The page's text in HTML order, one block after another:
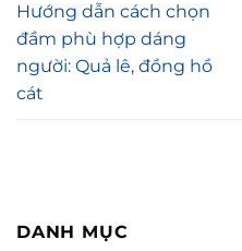
DANH MỤC
Hướng dẫn cách chọn
đầm phù hợp dáng
người: Quả lê, đồng hồ
cát